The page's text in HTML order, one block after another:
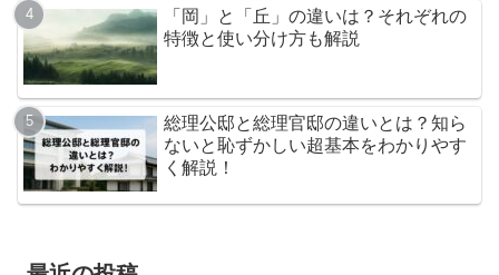
「岡」と「丘」の違いは？それぞれの
特徴と使い分け方も解説
総理公邸と総理官邸の違いとは？知ら
ないと恥ずかしい超基本をわかりやす
く解説！